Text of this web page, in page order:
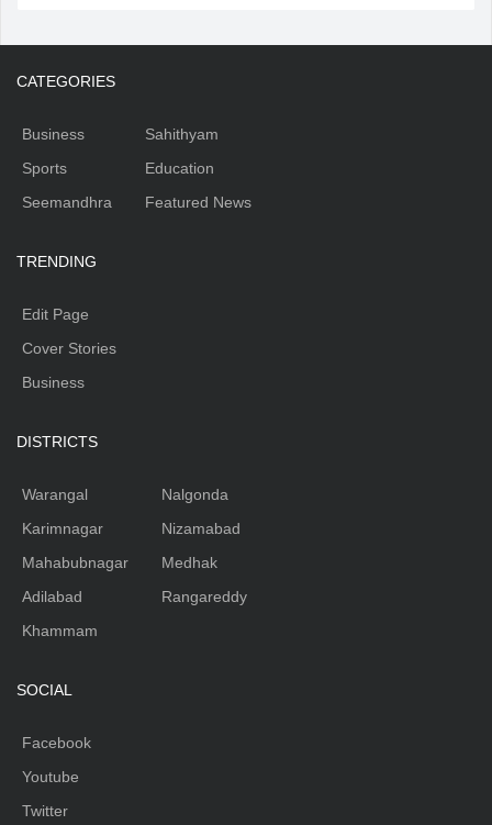
CATEGORIES
Business
Sports
Seemandhra
Sahithyam
Education
Featured News
TRENDING
Edit Page
Cover Stories
Business
DISTRICTS
Warangal
Karimnagar
Mahabubnagar
Adilabad
Khammam
Nalgonda
Nizamabad
Medhak
Rangareddy
SOCIAL
Facebook
Youtube
Twitter